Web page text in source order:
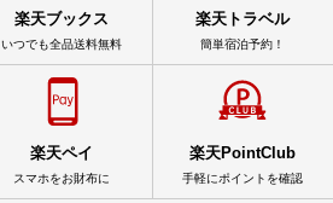
楽天ブックス
いつでも全品送料無料
楽天トラベル
簡単宿泊予約！
楽天ペイ
スマホをお財布に
楽天PointClub
手軽にポイントを確認